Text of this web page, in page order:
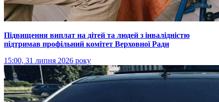
Підвищення виплат на дітей та людей з інвалідністю
підтримав профільний комітет Верховної Ради
15:00, 31 липня 2026 року